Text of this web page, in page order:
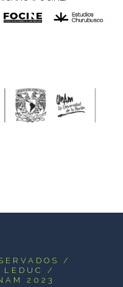
/
LEDUC /
2023